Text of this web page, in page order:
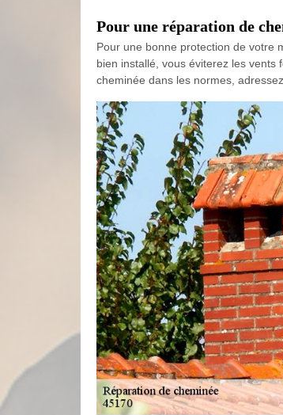
Pour une réparation de
Pour une bonne protection de votre
bien installé, vous éviterez les vents
cheminée dans les normes,